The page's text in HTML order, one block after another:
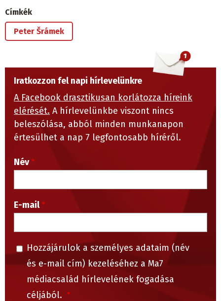
Címkék
Peter Šrámek
Iratkozzon fel napi hírlevelünkre
A Facebook drasztikusan korlátozza híreink
elérését. A hírlevelünkbe viszont nincs
beleszólása, abból minden munkanapon
értesülhet a nap 7 legfontosabb híréről.
Név
E-mail
Hozzájárulok a személyes adataim (név
és e-mail cím) kezeléséhez a Ma7
médiacsalád hírlevelének fogadása
céljából.